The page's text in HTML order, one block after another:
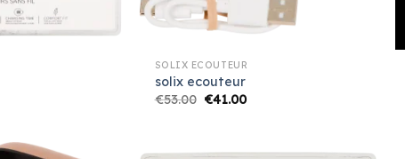
SOLIX ECOUTEUR
solix ecouteur
€53.00 €41.00